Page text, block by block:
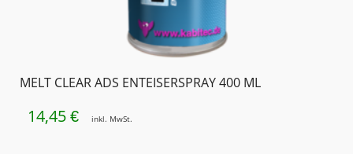
MELT CLEAR ADS ENTEISERSPRAY 400 ML
14,45 € inkl. MwSt.